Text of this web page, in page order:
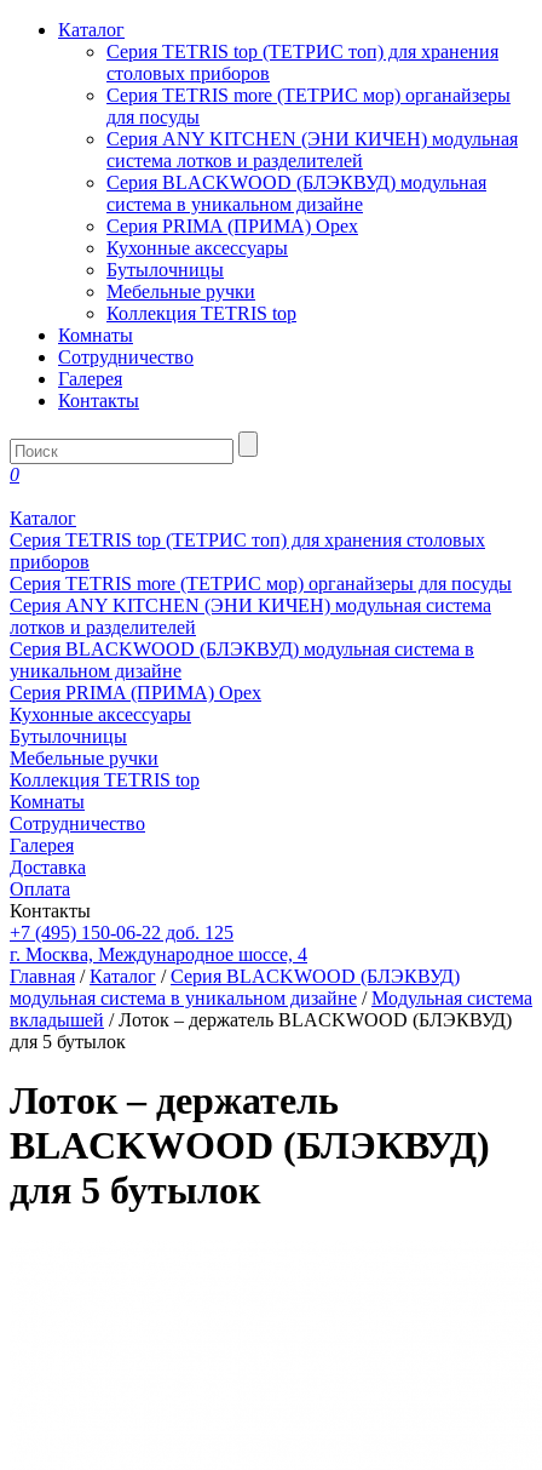
Каталог
Серия TETRIS top (ТЕТРИС топ) для хранения
столовых приборов
Серия TETRIS more (ТЕТРИС мор) органайзеры
для посуды
Серия ANY KITCHEN (ЭНИ КИЧЕН) модульная
система лотков и разделителей
Серия BLACKWOOD (БЛЭКВУД) модульная
система в уникальном дизайне
Серия PRIMA (ПРИМА) Орех
Кухонные аксессуары
Бутылочницы
Мебельные ручки
Коллекция TETRIS top
Комнаты
Сотрудничество
Галерея
Контакты
0
Каталог
Серия TETRIS top (ТЕТРИС топ) для хранения столовых
приборов
Серия TETRIS more (ТЕТРИС мор) органайзеры для посуды
Серия ANY KITCHEN (ЭНИ КИЧЕН) модульная система
лотков и разделителей
Серия BLACKWOOD (БЛЭКВУД) модульная система в
уникальном дизайне
Серия PRIMA (ПРИМА) Орех
Кухонные аксессуары
Бутылочницы
Мебельные ручки
Коллекция TETRIS top
Комнаты
Сотрудничество
Галерея
Доставка
Оплата
Контакты
+7 (495) 150-06-22 доб. 125
г. Москва, Международное шоссе, 4
Главная /Каталог /Серия BLACKWOOD (БЛЭКВУД)
модульная система в уникальном дизайне /Модульная система
вкладышей / Лоток – держатель BLACKWOOD (БЛЭКВУД)
для 5 бутылок
Лоток – держатель
BLACKWOOD (БЛЭКВУД)
для 5 бутылок